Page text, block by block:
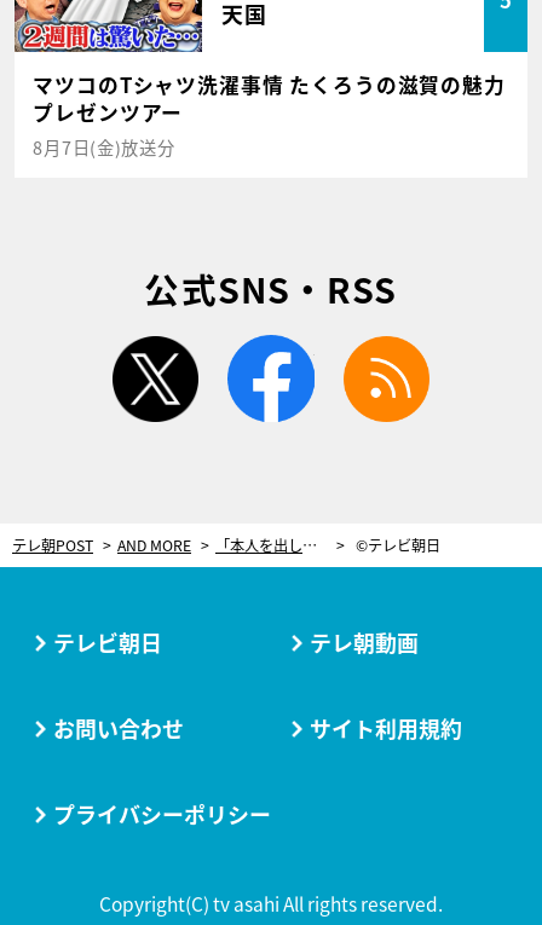
天国
マツコのTシャツ洗濯事情 たくろうの滋賀の魅力
プレゼンツアー
8月7日(金)放送分
公式SNS・RSS
twitter facebook
テレ朝POST AND MORE 「本人を出した？」と問い合わせも…大地康雄、リアル過ぎた『深川通り魔殺人事件』の犯人役 ©テレビ朝日
テレビ朝日 テレ朝動画
お問い合わせ サイト利用規約
プライバシーポリシー
Copyright(C) tv asahi All rights reserved.